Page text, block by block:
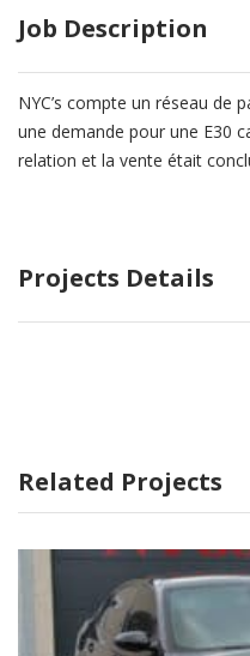
Job Description
NYC’s compte un réseau de
une demande pour une E30
relation et la vente était
Projects Details
Related Projects